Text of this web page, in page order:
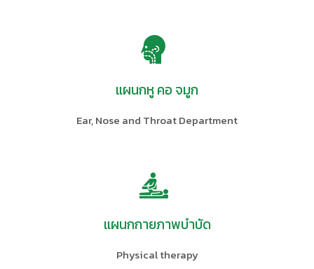
แผนกหู คอ จมูก
Ear, Nose and Throat Department
แผนกกายภาพบำบัด
Physical therapy